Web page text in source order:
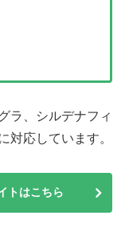
ラ、シルデナフィ
対応しています。
トはこちら